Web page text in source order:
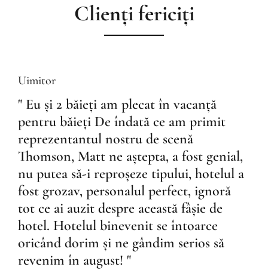
Clienți fericiți
Uimitor
" Eu și 2 băieți am plecat în vacanță
pentru băieți De îndată ce am primit
reprezentantul nostru de scenă
Thomson, Matt ne aștepta, a fost genial,
nu putea să-i reproșeze tipului, hotelul a
fost grozav, personalul perfect, ignoră
tot ce ai auzit despre această fâșie de
hotel. Hotelul binevenit se întoarce
oricând dorim și ne gândim serios să
revenim în august! "